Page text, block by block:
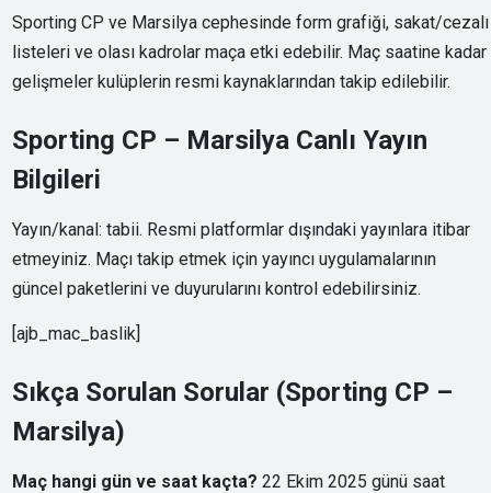
Sporting CP ve Marsilya cephesinde form grafiği, sakat/cezalı
listeleri ve olası kadrolar maça etki edebilir. Maç saatine kadar
gelişmeler kulüplerin resmi kaynaklarından takip edilebilir.
Sporting CP – Marsilya Canlı Yayın
Bilgileri
Yayın/kanal: tabii. Resmi platformlar dışındaki yayınlara itibar
etmeyiniz. Maçı takip etmek için yayıncı uygulamalarının
güncel paketlerini ve duyurularını kontrol edebilirsiniz.
[ajb_mac_baslik]
Sıkça Sorulan Sorular (Sporting CP –
Marsilya)
Maç hangi gün ve saat kaçta? 22 Ekim 2025 günü saat